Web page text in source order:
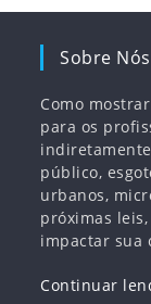
Sobre Nós
Como
para os
público,
urbanos,
próximas
impactar sua
Continuar